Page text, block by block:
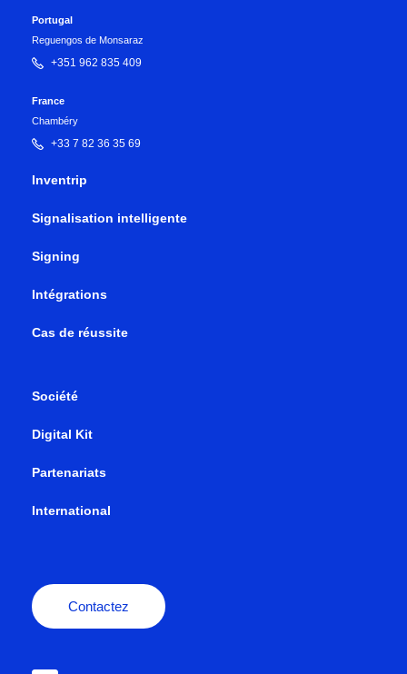
Portugal
Reguengos de Monsaraz
+351 962 835 409
France
Chambéry
+33 7 82 36 35 69
Inventrip
Signalisation intelligente
Signing
Intégrations
Cas de réussite
Société
Digital Kit
Partenariats
International
Contactez